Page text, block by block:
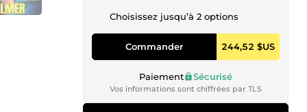
Choisissez jusqu’à 2 options
Commander 244,52 $US
Paiement Sécurisé
Vos informations sont chiffrées par TLS